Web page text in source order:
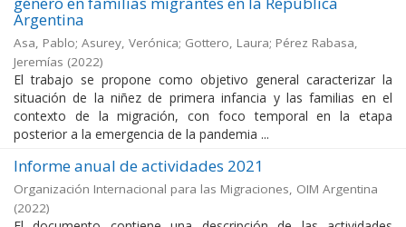
Argentina
Asa, Pablo; Asurey, Verónica; Gottero, Laura; Pérez Rabasa,
Jeremías (2022)
El trabajo se propone como objetivo general caracterizar la
situación de la niñez de primera infancia y las familias en el
contexto de la migración, con foco temporal en la etapa
posterior a la emergencia de la pandemia ...
Informe anual de actividades 2021
Organización Internacional para las Migraciones, OIM Argentina
(2022)